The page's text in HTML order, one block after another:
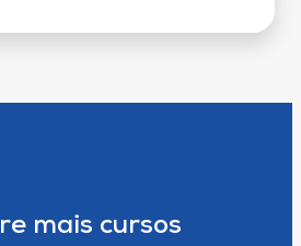
mais cursos